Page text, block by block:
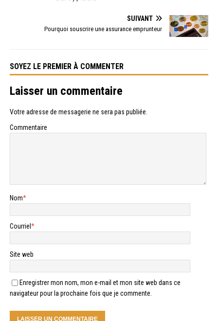
SUIVANT
Pourquoi souscrire une assurance emprunteur
SOYEZ LE PREMIER À COMMENTER
Laisser un commentaire
Votre adresse de messagerie ne sera pas publiée.
Commentaire
Nom*
Courriel *
Site web
Enregistrer mon nom, mon e-mail et mon site web dans ce
navigateur pour la prochaine fois que je commente.